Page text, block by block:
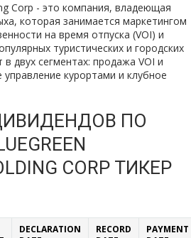
Corp - это компания, владеющая
которая занимается маркетингом
на время отпуска (VOI) и
туристических и городских
двух сегментах: продажа VOI и
курортами и клубное
ПО
CORP ТИКЕР
DECLARATION
RECORD
PAYMENT